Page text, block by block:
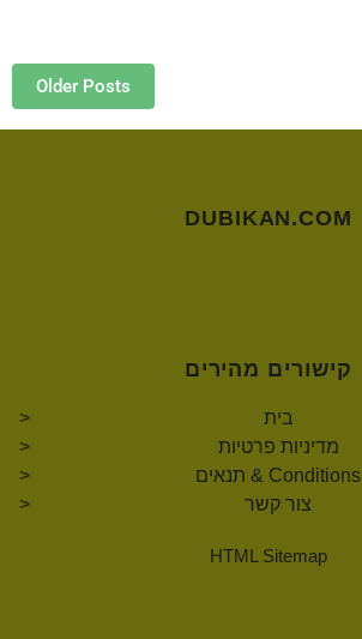
Posts navigation
Older Posts
DUBIKAN.COM
קישורים מהירים
בית
מדיניות פרטיות
תנאים & Conditions
צור קשר
HTML Sitemap